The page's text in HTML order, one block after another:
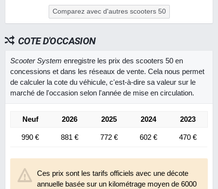
Comparez avec d'autres scooters 50
COTE D'OCCASION
Scooter System enregistre les prix des scooters 50 en
concessions et dans les réseaux de vente. Cela nous permet
de calculer la cote du véhicule, c'est-à-dire sa valeur sur le
marché de l'occasion selon l'année de mise en circulation.
Neuf 2026 2025 2024 2023
990 € 881 € 772 € 602 € 470 €
Ces prix sont les tarifs officiels avec une décote
annuelle basée sur un kilométrage moyen de 6000